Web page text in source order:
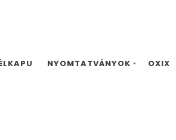
NYOMTATVÁNYOK OXIX